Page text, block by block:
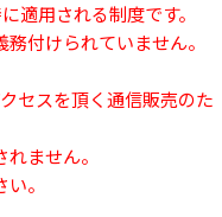
適用される制度です。
付けられていません。
セスを頂く通信販売のた
ません。
。